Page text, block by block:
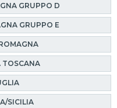
GRUPPO D
GRUPPO E
TOSCANA
SICILIA